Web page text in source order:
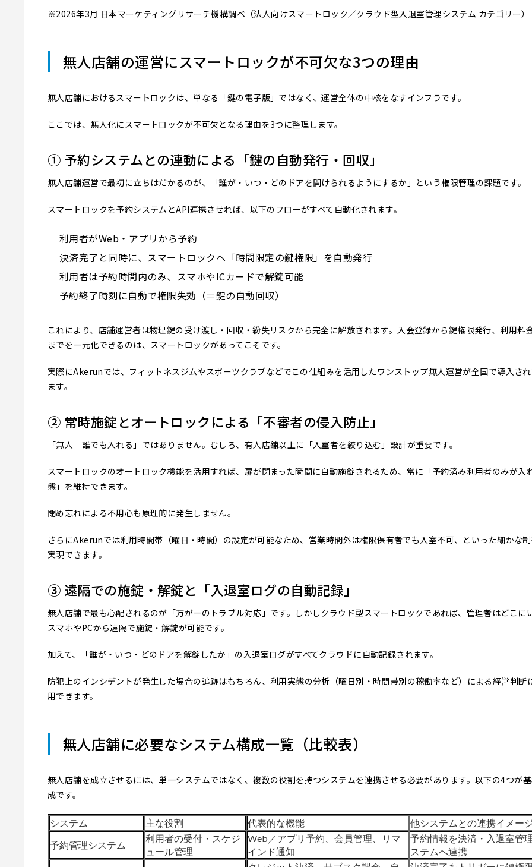
※2026年3月 日本マーケティングリサーチ機構調べ（法人向けスマートロック／クラウド型入退室管理システム カテゴリー）
無人店舗の運営にスマートロックが不可欠な3つの理由
無人店舗におけるスマートロックは、単なる「鍵の電子版」ではなく、運営全体の中核をなすインフラです。
ここでは、無人化にスマートロックが不可欠となる理由を3つに整理します。
① 予約システムとの連動による「鍵の自動発行・回収」
無人店舗運営で最初に立ちはだかるのが、「誰が・いつ・どのドアを開けられるようにするか」という権限管理の課題です。
スマートロックを予約システムとAPI連携させれば、以下のフローがすべて自動化されます。
利用者がWeb・アプリから予約
決済完了と同時に、スマートロックへ「時間限定の鍵権限」を自動発行
利用者は予約時間内のみ、スマホやICカードで解錠可能
予約終了時刻に自動で権限失効（＝鍵の自動回収）
これにより、店舗運営者は物理鍵の受け渡し・回収・紛失リスクから完全に解放されます。入会登録から鍵権限発行、利用料
までを一元化できるのは、スマートロックがあってこそです。
実際にAkerunでは、フィットネスジムやスポーツクラブなどでこの仕組みを活用したワンストップ無人運営が全国で導入さ
ます。
② 常時施錠とオートロックによる「不審者の侵入防止」
「無人＝誰でも入れる」ではありません。むしろ、有人店舗以上に「入室者を絞り込む」設計が重要です。
スマートロックのオートロック機能を活用すれば、扉が閉まった瞬間に自動施錠されるため、常に「予約済み利用者のみが入
態」を維持できます。
閉め忘れによる不用心も原理的に発生しません。
さらにAkerunでは利用時間帯（曜日・時間）の設定が可能なため、営業時間外は権限保有者でも入室不可、といった細かな
実現できます。
③ 遠隔での施錠・解錠と「入退室ログの自動記録」
無人店舗で最も心配されるのが「万が一のトラブル対応」です。しかしクラウド型スマートロックであれば、管理者はどこに
スマホやPCから遠隔で施錠・解錠が可能です。
加えて、「誰が・いつ・どのドアを解錠したか」の入退室ログがすべてクラウドに自動記録されます。
防犯上のインシデントが発生した場合の追跡はもちろん、利用実態の分析（曜日別・時間帯別の稼働率など）による経営判断
用できます。
無人店舗に必要なシステム構成一覧（比較表）
無人店舗を成立させるには、単一システムではなく、複数の役割を持つシステムを連携させる必要があります。以下の4つが
成です。
システム 主な役割 代表的な機能
他システムとの連携イメー
予約管理システム
利用者の受付・スケジ
ュール管理
Web／アプリ予約、会員管理、リマ
インド通知
予約情報を決済・入退室管
ステムへ連携